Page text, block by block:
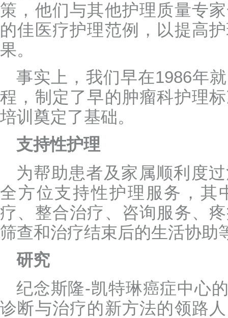
策，他们与其他护理质量专
的佳医疗护理范例，以提高
果。
事实上，我们早在1986年
程，制定了早的肿瘤科护理
培训奠定了基础。
支持性护理
为帮助患者及家属顺利度
全方位支持性护理服务，其
疗、整合治疗、咨询服务、
筛查和治疗结束后的生活协助
研究
纪念斯隆-凯特琳癌症中心
诊断与治疗的新方法的领路